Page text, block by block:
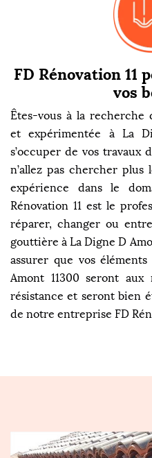
FD Rénovation 11
vos
Êtes-vous à la recherche
et expérimentée à La
s’occuper de vos travaux
n’allez pas chercher plus
expérience dans le
Rénovation 11 est le
réparer, changer ou
gouttière à La Digne D
assurer que vos
Amont 11300 seront
résistance et seront bien
de notre entreprise FD